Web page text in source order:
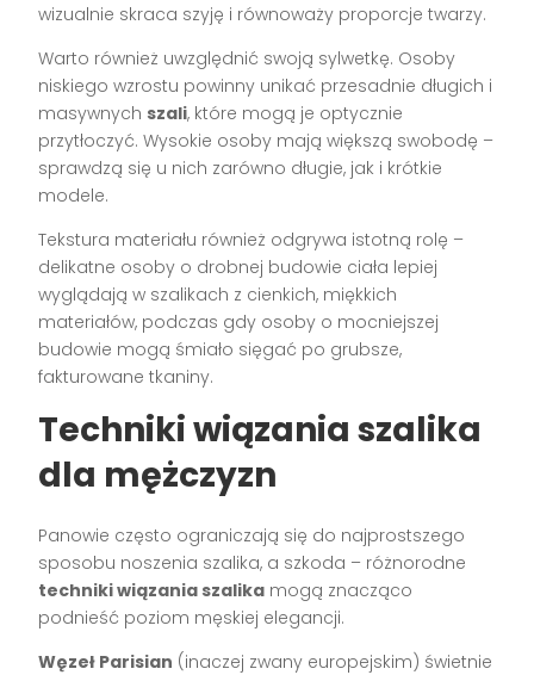
wizualnie skraca szyję i równoważy proporcje twarzy.
Warto również uwzględnić swoją sylwetkę. Osoby
niskiego wzrostu powinny unikać przesadnie długich i
masywnych szali, które mogą je optycznie
przytłoczyć. Wysokie osoby mają większą swobodę –
sprawdzą się u nich zarówno długie, jak i krótkie
modele.
Tekstura materiału również odgrywa istotną rolę –
delikatne osoby o drobnej budowie ciała lepiej
wyglądają w szalikach z cienkich, miękkich
materiałów, podczas gdy osoby o mocniejszej
budowie mogą śmiało sięgać po grubsze,
fakturowane tkaniny.
Techniki wiązania szalika
dla mężczyzn
Panowie często ograniczają się do najprostszego
sposobu noszenia szalika, a szkoda – różnorodne
techniki wiązania szalika mogą znacząco
podnieść poziom męskiej elegancji.
Węzeł Parisian (inaczej zwany europejskim) świetnie